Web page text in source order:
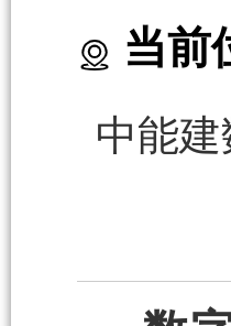
当前
中能